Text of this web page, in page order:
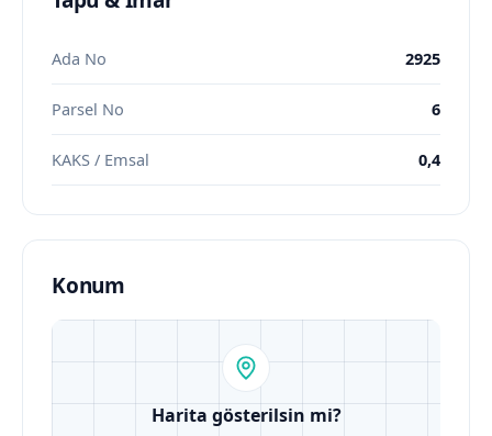
Ada No 2925
Parsel No 6
KAKS / Emsal 0,4
Konum
Harita gösterilsin mi?